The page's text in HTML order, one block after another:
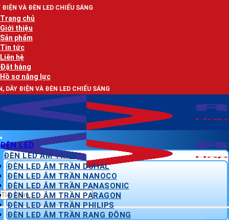
Bỏ
qua
nội
dung
SÁNG
Trang chủ
Giới thiệu
Sản phẩm
Tin tức
Liên hệ
Đặt hàng
Hồ sơ năng lực
CHIẾU SÁNG
Tìm
kiếm:
ĐÈN LED
ĐÈN LED ÂM TRẦN
ĐÈN LED ÂM TRẦN DUHAL
ĐÈN LED ÂM TRẦN NANOCO
ĐÈN LED ÂM TRẦN PANASONIC
ĐÈN LED ÂM TRẦN PARAGON
ĐÈN LED ÂM TRẦN PHILIPS
ĐÈN LED ÂM TRẦN RẠNG ĐÔNG